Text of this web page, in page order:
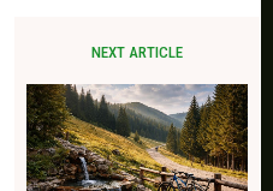
NEXT ARTICLE